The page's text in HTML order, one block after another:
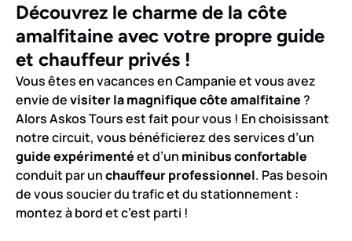
Découvrez le charme de la côte
amalfitaine avec votre propre guide
et chauffeur privés !
Vous êtes en vacances en Campanie et vous avez
envie devisiterla magnifique côte amalfitaine ?
Alors Askos Tours est fait pour vous ! En choisissant
notre circuit, vous bénéficierez des services d’un
guide expérimentéet d’un minibus confortable
conduit par unchauffeur professionnel. Pas besoin
de vous soucier du trafic et du stationnement :
montez à bord et c’est parti !